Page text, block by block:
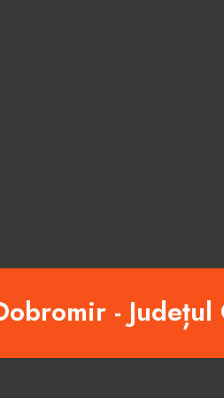
- Județul